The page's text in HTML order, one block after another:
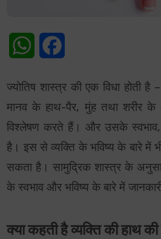
WhatsApp
ज्योतिष शास्त्र की एक विधा होती
मानव के हाथ-पैर, मुंह तथा शरीर के
विश्लेषण करते हैं। और उसके
है। इस से व्यक्ति के भविष्य के बारे में
सकता है। सामुद्रिक शास्त्र के
के स्वभाव और भविष्य के बारे में
क्या कहती है व्यक्ति की हाथ